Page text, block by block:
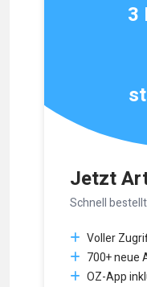
Jetzt
Schnell
Voller
700+ neue
OZ-App
3